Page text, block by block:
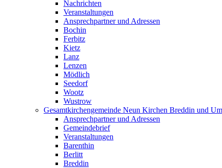
Nachrichten
Veranstaltungen
Ansprechpartner und Adressen
Bochin
Ferbitz
Kietz
Lanz
Lenzen
Mödlich
Seedorf
Wootz
Wustrow
Gesamtkirchengemeinde Neun Kirchen Breddin und
Ansprechpartner und Adressen
Gemeindebrief
Veranstaltungen
Barenthin
Berlitt
Breddin